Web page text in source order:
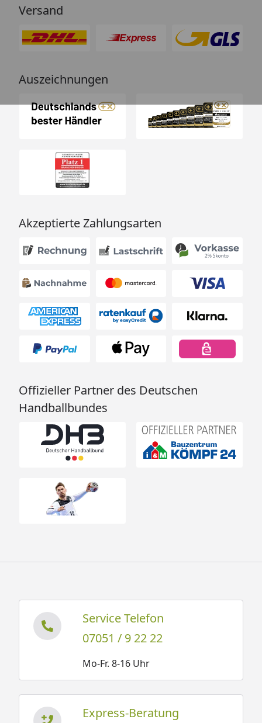
Versand
Auszeichnungen
Akzeptierte Zahlungsarten
Offizieller Partner des Deutschen
Handballbundes
Service Telefon
07051 / 9 22 22
Mo-Fr. 8-16 Uhr
Express-Beratung